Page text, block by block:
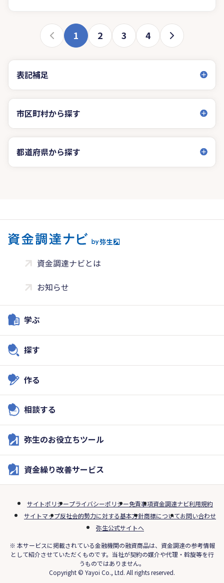
1 2 3 4
表記補足
市区町村から探す
都道府県から探す
資金調達ナビとは
お知らせ
学ぶ
探す
作る
相談する
弥生のお役立ちツール
資金繰り改善サービス
サイトポリシープライバシーポリシー免責事項資金調達ナビ利用規約
サイトマップ反社会的勢力に対する基本方針商標についてお問い合わせ
弥生公式サイトへ
※ 本サービスに掲載されている金融機関の融資商品は、資金調達の参考情報
として紹介させていただくものです。当社が契約の媒介や代理・斡旋等を行
うものではありません。
Copyright © Yayoi Co., Ltd. All rights reserved.